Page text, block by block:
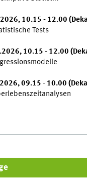
10.15 - 12.00
Tests
10.15 - 12.00
09.15 - 10.00